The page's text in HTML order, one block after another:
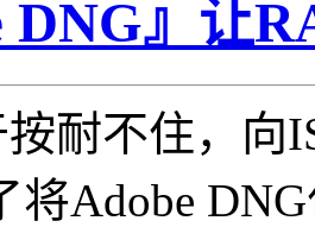
DNG』让
按耐不住，向
将Adobe